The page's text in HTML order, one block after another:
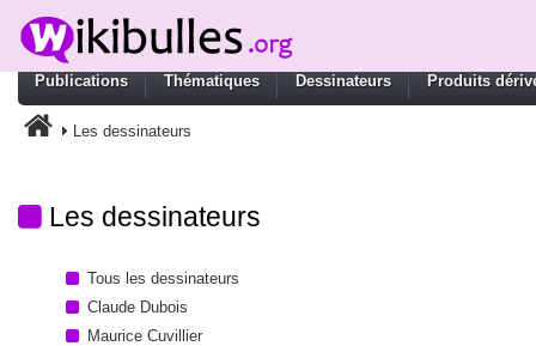
Publications Thématiques Dessinateurs Produits
Les dessinateurs
Les dessinateurs
Tous les dessinateurs
Claude Dubois
Maurice Cuvillier